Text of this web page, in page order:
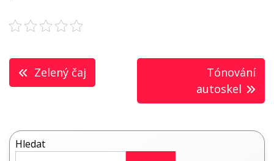
Navigace
pro
Zelený čaj
Tónování
autoskel
Hledat